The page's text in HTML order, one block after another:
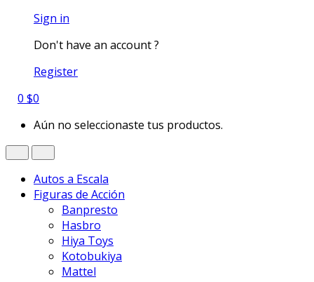
Sign in
Don't have an account ?
Register
0 $0
Aún no seleccionaste tus productos.
Autos a Escala
Figuras de Acción
Banpresto
Hasbro
Hiya Toys
Kotobukiya
Mattel